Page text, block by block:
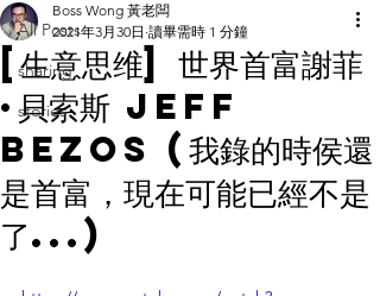
All Posts
sharing
stories
[生意思维] 世界首富謝菲
·貝索斯 Jeff
Bezos (我錄的時侯還
是首富，現在可能已經不是
了...)
Boss Wong 黃老闆
2021年3月30日 讀畢需時 1 分鐘